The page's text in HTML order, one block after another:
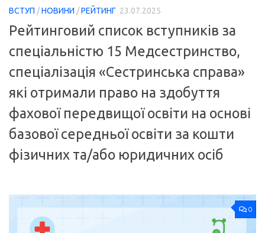
ВСТУП /НОВИНИ /РЕЙТИНГ 23.07.2025
Рейтинговий список вступників за
спеціальністю 15 Медсестринство,
спеціалізація «Сестринська справа»
які отримали право на здобуття
фахової передвищої освіти на основі
базової середньої освіти за кошти
фізичних та/або юридичних осіб
0